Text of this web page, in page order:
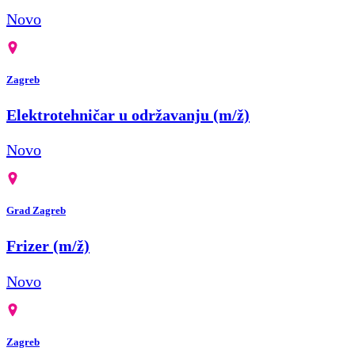
Novo
Zagreb
Elektrotehničar u održavanju (m/ž)
Novo
Grad Zagreb
Frizer (m/ž)
Novo
Zagreb